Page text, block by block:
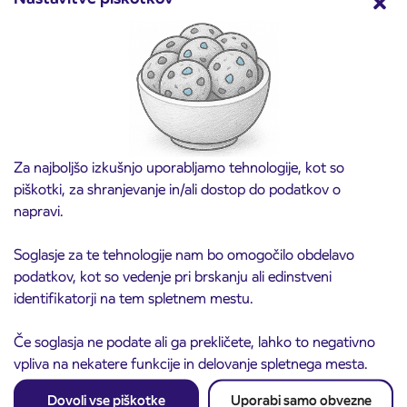
Za najboljšo izkušnjo uporabljamo tehnologije, kot so
piškotki, za shranjevanje in/ali dostop do podatkov o
napravi.
Soglasje za te tehnologije nam bo omogočilo obdelavo
podatkov, kot so vedenje pri brskanju ali edinstveni
identifikatorji na tem spletnem mestu.
Če soglasja ne podate ali ga prekličete, lahko to negativno
vpliva na nekatere funkcije in delovanje spletnega mesta.
Dovoli vse piškotke Uporabi samo obvezne
Predprodaja dijaških subvencioniranih IJPP
vozovnic za šolsko leto 2026/2027 se začne
Obvestilo o popolni zapori ceste